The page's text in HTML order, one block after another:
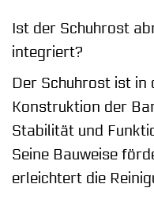
Ist der Schuhrost
integriert?
Der Schuhrost ist in
Konstruktion der
Stabilität und
Seine Bauweise
erleichtert die